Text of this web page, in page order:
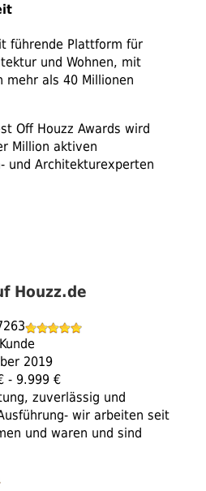
führende Plattform für
und Wohnen, mit
mehr als 40 Millionen
Off Houzz Awards wird
Million aktiven
und Architekturexperten
Houzz.de
2019
- 9.999 €
zuverlässig und
wir arbeiten seit
und waren und sind